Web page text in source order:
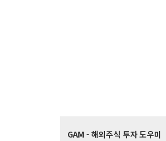
GAM - 해외주식 투자 도우미